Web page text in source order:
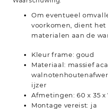
Om eventueel
voorkomen, dient
materialen aan de
Kleur frame: goud
Materiaal: massief
ijzer
Afmetingen: 60 x 35 x
Montage vereist: ja